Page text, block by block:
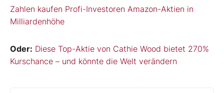
Zahlen kaufen Profi-Investoren Amazon-Aktien in
Milliardenhöhe
Oder: Diese Top-Aktie von Cathie Wood bietet 270%
Kurschance – und könnte die Welt verändern